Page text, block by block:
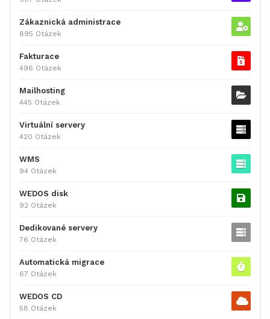
Zákaznická administrace
895 Otázek
Fakturace
496 Otázek
Mailhosting
445 Otázek
Virtuální servery
420 Otázek
WMS
94 Otázek
WEDOS disk
92 Otázek
Dedikované servery
76 Otázek
Automatická migrace
67 Otázek
WEDOS CD
58 Otázek